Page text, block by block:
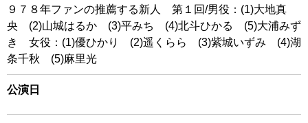
９７８年ファンの推薦する新人 第１回/男役：(1)大地真
央 (2)山城はるか (3)平みち (4)北斗ひかる (5)大浦みず
き 女役：(1)優ひかり (2)遥くらら (3)紫城いずみ (4)湖
条千秋 (5)麻里光
公演日